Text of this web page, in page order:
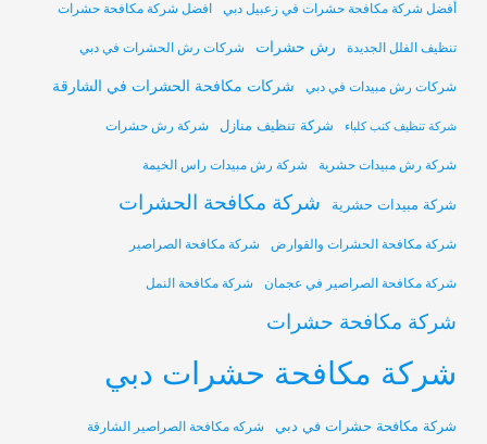
أفضل شركة مكافحة حشرات في زعبيل دبي افضل شركة مكافحة حشرات
تنظيف الفلل الجديدة رش حشرات شركات رش الحشرات في دبي
شركات رش مبيدات في دبي شركات مكافحة الحشرات في الشارقة
شركة تنظيف كنب كلباء شركة تنظيف منازل شركة رش حشرات
شركة رش مبيدات حشرية شركة رش مبيدات راس الخيمة
شركة مبيدات حشرية شركة مكافحة الحشرات
شركة مكافحة الحشرات والقوارض شركة مكافحة الصراصير
شركة مكافحة الصراصير في عجمان شركة مكافحة النمل
شركة مكافحة حشرات
شركة مكافحة حشرات دبي
شركة مكافحة حشرات في دبي شركه مكافحة الصراصير الشارقة